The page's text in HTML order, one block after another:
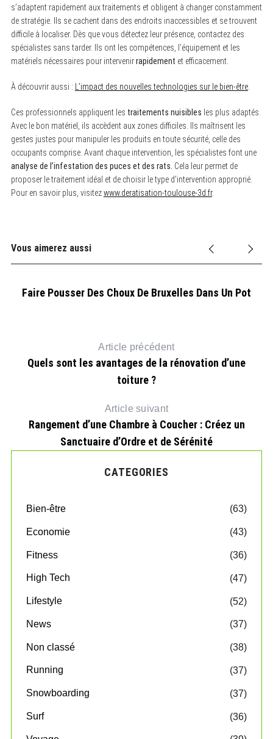
s’adaptent rapidement aux traitements et obligent à changer constamment
de stratégie. Ils se cachent dans des endroits inaccessibles et se trouvent
difficile à localiser. Dès que vous détectez leur présence, contactez des
spécialistes sans tarder. Ils ont les compétences, l’équipement et les
matériels nécessaires pour intervenirrapidement et efficacement.
À découvrir aussi : L’impact des nouvelles technologies sur le bien-être.
Ces professionnels appliquent les traitements nuisibles les plus adaptés.
Avec le bon matériel, ils accèdent aux zones difficiles. Ils maîtrisent les
gestes justes pour manipuler les produits en toute sécurité, celle des
occupants comprise. Avant chaque intervention, les spécialistes font une
analyse de l’infestation des puces et des rats. Cela leur permet de
proposer le traitement idéal et de choisir le type d’intervention approprié.
Pour en savoir plus, visitezwww.deratisation-toulouse-3d.fr.
Vous aimerez aussi
Faire Pousser Des Choux De Bruxelles Dans Un Pot
Article précédent
Quels sont les avantages de la rénovation d’une
toiture ?
Article suivant
Rangement d’une Chambre à Coucher : Créez un
Sanctuaire d’Ordre et de Sérénité
CATEGORIES
Bien-être (63)
Economie (43)
Fitness (36)
High Tech (47)
Lifestyle (52)
News (37)
Non classé (38)
Running (37)
Snowboarding (37)
Surf (36)
S
a
r
h
o
r
: